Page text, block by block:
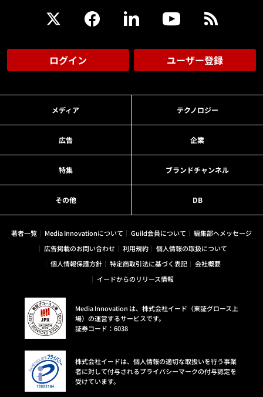
ログイン ユーザー登録
メディア テクノロジー
広告 企業
特集 ブランドチャンネル
その他 DB
著者一覧 Media Innovationについて Guild会員について
編集部へメッセージ
広告掲載のお問い合わせ
利用規約
個人情報の取扱について
個人情報保護方針
特定商取引法に基づく表記
会社概要
イードからのリリース情報
Media Innovation は、株式会社イード（東証グロース上
場）の運営するサービスです。
証券コード：6038
株式会社イードは、個人情報の適切な取扱いを行う事業
者に対して付与されるプライバシーマークの付与認定を
受けています。